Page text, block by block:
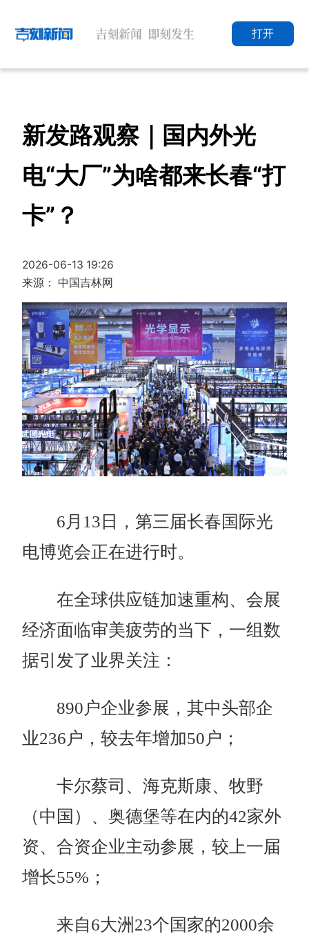
打开
新发路观察｜国内外光
电“大厂”为啥都来长春“打
卡”？
2026-06-13 19:26
来源： 中国吉林网
6月13日，第三届长春国际光
电博览会正在进行时。
在全球供应链加速重构、会展
经济面临审美疲劳的当下，一组数
据引发了业界关注：
890户企业参展，其中头部企
业236户，较去年增加50户；
卡尔蔡司、海克斯康、牧野
（中国）、奥德堡等在内的42家外
资、合资企业主动参展，较上一届
增长55%；
来自6大洲23个国家的2000余